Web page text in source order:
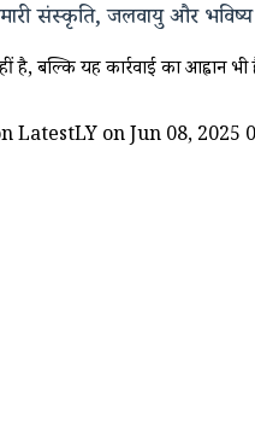
संस्कृति, जलवायु और
है, बल्कि यह कार्रवाई का
LatestLY on Jun 08,